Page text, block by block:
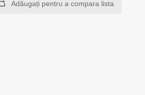
Adăugați pentru a compara lista